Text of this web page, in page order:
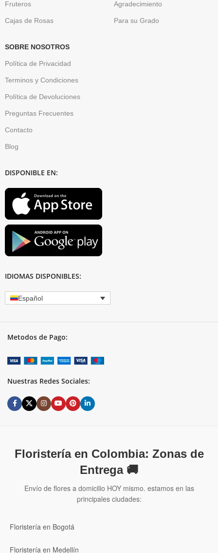
Fruteros
Cajas de Rosas
Agradecimiento
Para su Grado
SOBRE NOSOTROS
Política de Privacidad
Terminos y Condiciones
Política de Devoluciones
Preguntas Frecuentes
Contacto
Blog
DISPONIBLE EN:
IDIOMAS DISPONIBLES:
Español
Metodos de Pago:
Nuestras Redes Sociales:
Floristería en Colombia: Zonas de
Entrega 🚚
Envío de flores a domicilio HOY mismo. estamos en las
principales ciudades:
Floristería en Bogotá
Floristería en Medellín